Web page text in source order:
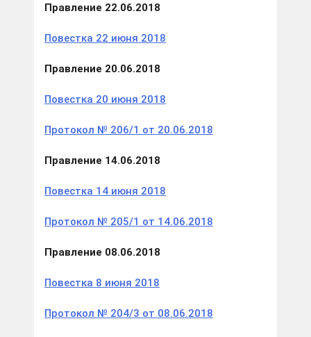
Правление 22.06.2018
Повестка 22 июня 2018
Правление 20.06.2018
Повестка 20 июня 2018
Протокол № 206/1 от 20.06.2018
Правление 14.06.2018
Повестка 14 июня 2018
Протокол № 205/1 от 14.06.2018
Правление 08.06.2018
Повестка 8 июня 2018
Протокол № 204/3 от 08.06.2018